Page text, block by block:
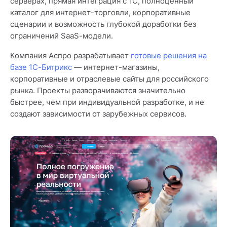
каталог для интернет-торговли, корпоративные
сценарии и возможность глубокой доработки без
ограничений SaaS-модели.
Компания Аспро разрабатывает готовые решения на
базе 1С-Битрикс — интернет-магазины,
корпоративные и отраслевые сайты для российского
рынка. Проекты разворачиваются значительно
быстрее, чем при индивидуальной разработке, и не
создают зависимости от зарубежных сервисов.